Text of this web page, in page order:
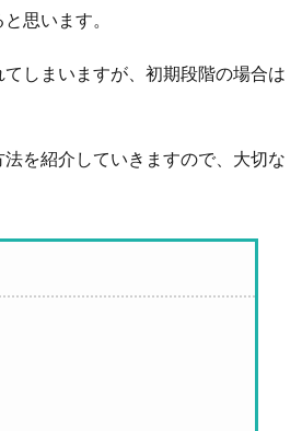
思います。
しまいますが、初期段階の場合は
を紹介していきますので、大切な